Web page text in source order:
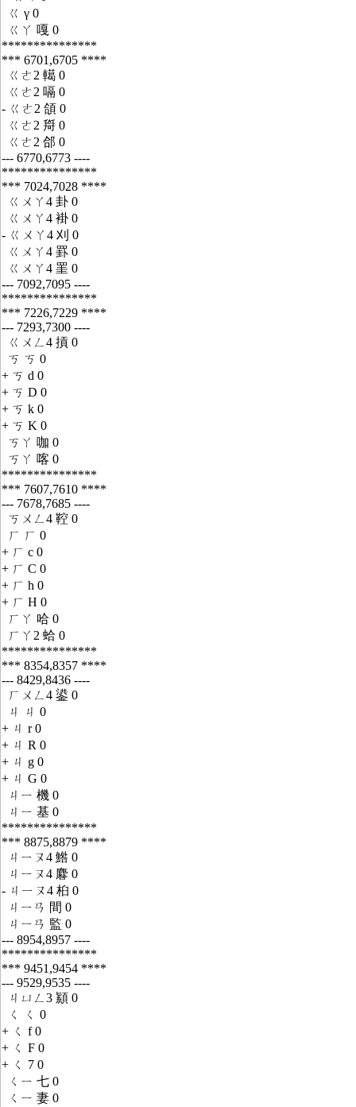
ㄍ γ 0
ㄍㄚ 嘎 0
***************
*** 6701,6705 ****
ㄍㄜ2 轕 0
ㄍㄜ2 嗝 0
- ㄍㄜ2 頜 0
ㄍㄜ2 搿 0
ㄍㄜ2 郃 0
--- 6770,6773 ----
***************
*** 7024,7028 ****
ㄍㄨㄚ4 卦 0
ㄍㄨㄚ4 褂 0
- ㄍㄨㄚ4 刈 0
ㄍㄨㄚ4 罫 0
ㄍㄨㄚ4 罣 0
--- 7092,7095 ----
***************
*** 7226,7229 ****
--- 7293,7300 ----
ㄍㄨㄥ4 摃 0
ㄎ ㄎ 0
+ ㄎ d 0
+ ㄎ D 0
+ ㄎ k 0
+ ㄎ K 0
ㄎㄚ 咖 0
ㄎㄚ 喀 0
***************
*** 7607,7610 ****
--- 7678,7685 ----
ㄎㄨㄥ4 鞚 0
ㄏ ㄏ 0
+ ㄏ c 0
+ ㄏ C 0
+ ㄏ h 0
+ ㄏ H 0
ㄏㄚ 哈 0
ㄏㄚ2 蛤 0
***************
*** 8354,8357 ****
--- 8429,8436 ----
ㄏㄨㄥ4 鍙 0
ㄐ ㄐ 0
+ ㄐ r 0
+ ㄐ R 0
+ ㄐ g 0
+ ㄐ G 0
ㄐㄧ 機 0
ㄐㄧ 基 0
***************
*** 8875,8879 ****
ㄐㄧㄡ4 鯦 0
ㄐㄧㄡ4 麔 0
- ㄐㄧㄡ4 桕 0
ㄐㄧㄢ 間 0
ㄐㄧㄢ 監 0
--- 8954,8957 ----
***************
*** 9451,9454 ****
--- 9529,9535 ----
ㄐㄩㄥ3 顈 0
ㄑ ㄑ 0
+ ㄑ f 0
+ ㄑ F 0
+ ㄑ 7 0
ㄑㄧ 七 0
ㄑㄧ 妻 0